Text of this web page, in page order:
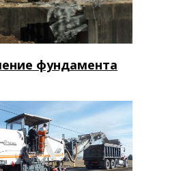
фундамента